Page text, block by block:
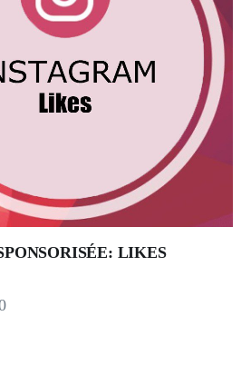
LIKES